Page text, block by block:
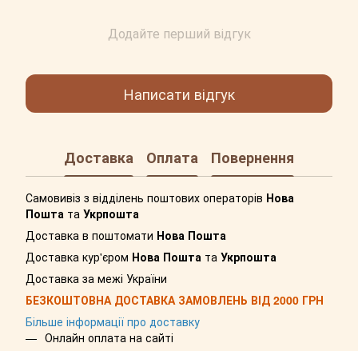
Додайте перший відгук
Написати відгук
Доставка Оплата Повернення
Самовивіз з відділень поштових операторів Нова
Пошта та Укрпошта
Доставка в поштомати Нова Пошта
Доставка кур'єром Нова Пошта та Укрпошта
Доставка за межі України
БЕЗКОШТОВНА ДОСТАВКА ЗАМОВЛЕНЬ ВІД 2000 ГРН
Більше інформації про доставку
Онлайн оплата на сайті